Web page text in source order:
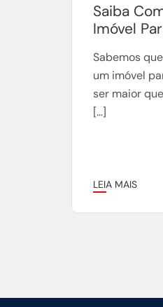
Saiba
Imóvel
Sabemos
um imóvel
ser maior
[…]
LEIA MAIS